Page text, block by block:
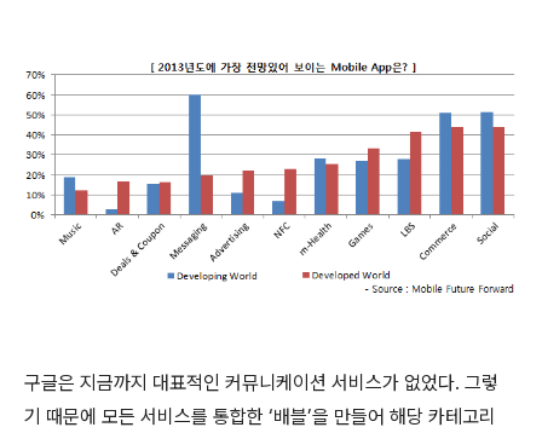
구글은 지금까지 대표적인 커뮤니케이션 서비스가 없었다. 그렇
기 때문에 모든 서비스를 통합한 ‘배블’을 만들어 해당 카테고리